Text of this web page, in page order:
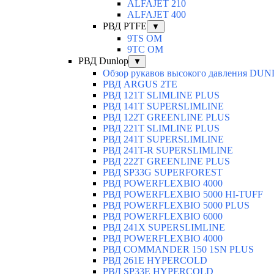
ALFAJET 210
ALFAJET 400
РВД PTFE
▼
9TS OM
9TC OM
РВД Dunlop
▼
Обзор рукавов высокого давления
РВД ARGUS 2TE
РВД 121T SLIMLINE PLUS
РВД 141T SUPERSLIMLINE
РВД 122T GREENLINE PLUS
РВД 221T SLIMLINE PLUS
РВД 241T SUPERSLIMLINE
РВД 241T-R SUPERSLIMLINE
РВД 222T GREENLINE PLUS
РВД SP33G SUPERFOREST
РВД POWERFLEXBIO 4000
РВД POWERFLEXBIO 5000 HI-TUFF
РВД POWERFLEXBIO 5000 PLUS
РВД POWERFLEXBIO 6000
РВД 241X SUPERSLIMLINE
РВД POWERFLEXBIO 4000
РВД СOMMANDER 150 1SN PLUS
РВД 261E HYPERCOLD
РВД SP33E HYPERCOLD